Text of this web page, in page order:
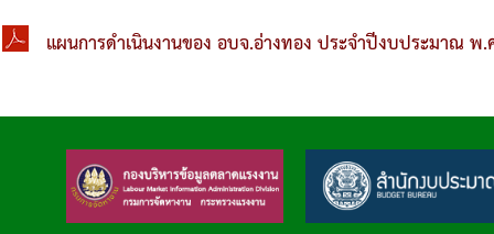
แผนการดำเนินงานของ อบจ.อ่างทอง ประจำปีงบประมาณ พ